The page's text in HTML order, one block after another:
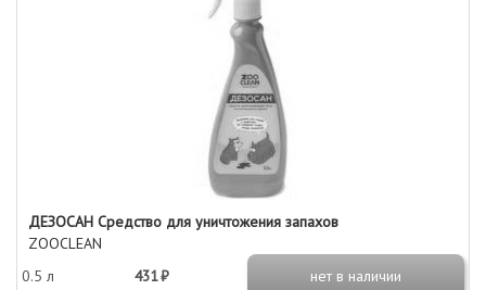
ДЕЗОСАН Средство для уничтожения запахов
ZOOCLEAN
0.5 л
431 ₽ нет в наличии